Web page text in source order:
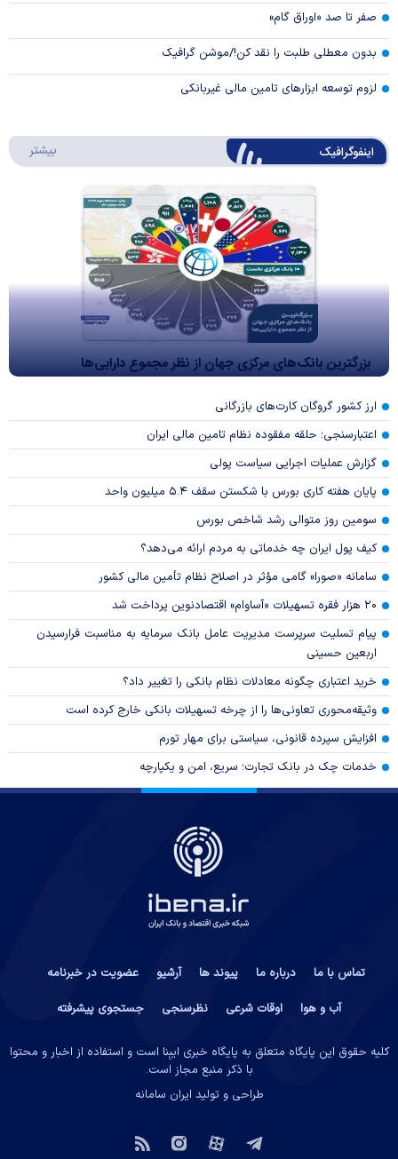
صفر تا صد «اوراق گام»
بدون معطلی طلبت را نقد کن!/موشن گرافیک
لزوم توسعه ابزارهای تامین مالی غیربانکی
اینفوگرافیک بیشتر
بزرگترین بانک‌های مرکزی جهان از نظر مجموع دارایی‌ها
ارز کشور گروگان کارت‌های بازرگانی
اعتبارسنجی؛ حلقه مفقوده نظام تامین مالی ایران
گزارش عملیات اجرایی سیاست پولی
پایان هفته کاری بورس با شکستن سقف ۵.۴ میلیون واحد
سومین روز متوالی رشد شاخص بورس
کیف پول ایران چه خدماتی به مردم ارائه می‌دهد؟
سامانه «صورا» گامی مؤثر در اصلاح نظام تأمین مالی کشور
۲۰ هزار فقره تسهیلات «آساوام» اقتصادنوین پرداخت شد
پیام تسلیت سرپرست مدیریت عامل بانک سرمایه به مناسبت فرارسیدن
اربعین حسینی
خرید اعتباری چگونه معادلات نظام بانکی را تغییر داد؟
وثیقه‌محوری تعاونی‌ها را از چرخه تسهیلات بانکی خارج کرده است
افزایش سپرده قانونی، سیاستی برای مهار تورم
خدمات چک در بانک تجارت؛ سریع، امن و یکپارچه
تماس با ما درباره ما پیوند ها آرشیو
عضویت در خبرنامه
آب و هوا
اوقات شرعی نظرسنجی جستجوی پیشرفته
کلیه حقوق این پایگاه متعلق به پایگاه خبری ایبِنا است و استفاده از اخبار و محتوا
با ذکر منبع مجاز است.
طراحی و تولید ایران سامانه